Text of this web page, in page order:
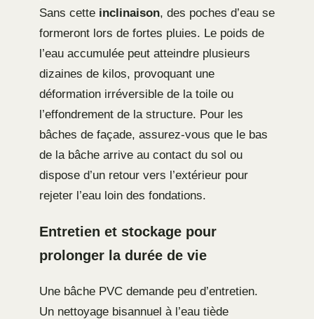
Sans cette inclinaison, des poches d’eau se
formeront lors de fortes pluies. Le poids de
l’eau accumulée peut atteindre plusieurs
dizaines de kilos, provoquant une
déformation irréversible de la toile ou
l’effondrement de la structure. Pour les
bâches de façade, assurez-vous que le bas
de la bâche arrive au contact du sol ou
dispose d’un retour vers l’extérieur pour
rejeter l’eau loin des fondations.
Entretien et stockage pour
prolonger la durée de vie
Une bâche PVC demande peu d’entretien.
Un nettoyage bisannuel à l’eau tiède